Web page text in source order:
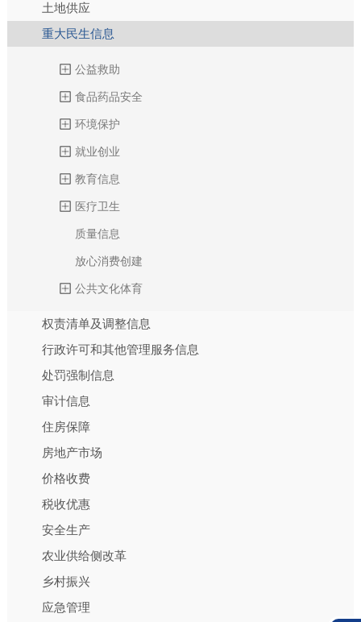
土地供应
重大民生信息
公益救助
食品药品安全
环境保护
就业创业
教育信息
医疗卫生
质量信息
放心消费创建
公共文化体育
权责清单及调整信息
行政许可和其他管理服务信息
处罚强制信息
审计信息
住房保障
房地产市场
价格收费
税收优惠
安全生产
农业供给侧改革
乡村振兴
应急管理